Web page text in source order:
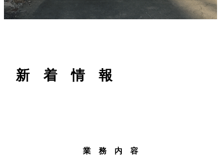
新 着 情 報
業 務 内 容